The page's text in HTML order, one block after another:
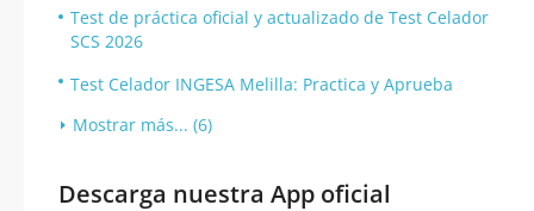
Test de práctica oficial y actualizado de Test Celador
SCS 2026
Test Celador INGESA Melilla: Practica y Aprueba
Mostrar más... (6)
Descarga nuestra App oficial